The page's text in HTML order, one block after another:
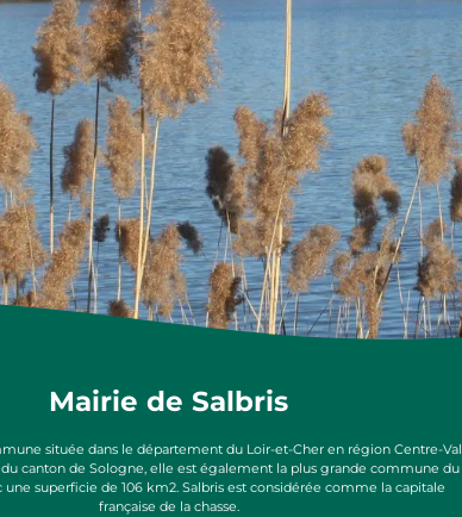
Mairie de Salbris
située dans le département du Loir-et-Cher en région Centre-Val
du canton de Sologne, elle est également la plus grande commune du
une superficie de 106 km2. Salbris est considérée comme la capitale
française de la chasse.